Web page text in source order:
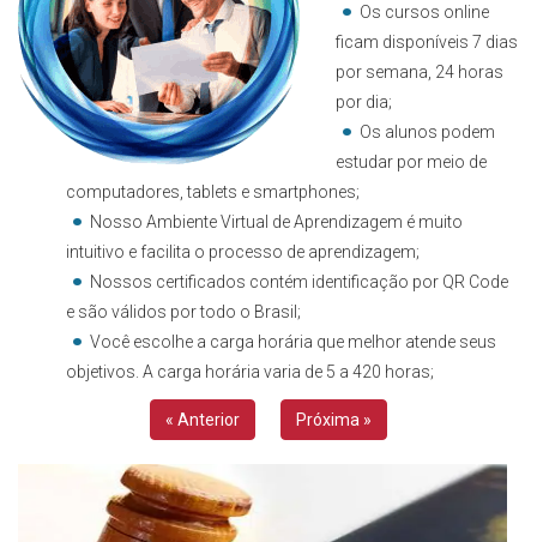
Os cursos online
ficam disponíveis 7 dias
por semana, 24 horas
por dia;
Os alunos podem
estudar por meio de
computadores, tablets e smartphones;
Nosso Ambiente Virtual de Aprendizagem é muito
intuitivo e facilita o processo de aprendizagem;
Nossos certificados contém identificação por QR Code
e são válidos por todo o Brasil;
Você escolhe a carga horária que melhor atende seus
objetivos. A carga horária varia de 5 a 420 horas;
« Anterior Próxima »